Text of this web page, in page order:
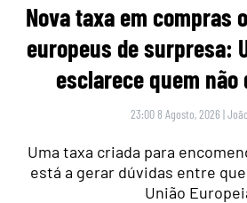
Nova taxa em compras
europeus de surpresa:
esclarece quem não
23:00 8 Agosto, 2026 |
Uma taxa criada para
está a gerar dúvidas entre
União